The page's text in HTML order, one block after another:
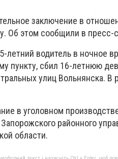
заключение в
Об этом сообщили в пресс-
летний водитель в ночное
пункту, сбил 16-летнюю
улиц Вольнянска. В
в уголовном
районного
области.